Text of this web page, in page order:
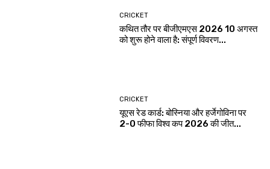
CRICKET
कथित तौर पर बीजीएमएस 2026 10 अगस्त
को शुरू होने वाला है: संपूर्ण विवरण...
CRICKET
यूएस रेड कार्ड: बोस्निया और हर्जेगोविना पर
2-0 फीफा विश्व कप 2026 की जीत...